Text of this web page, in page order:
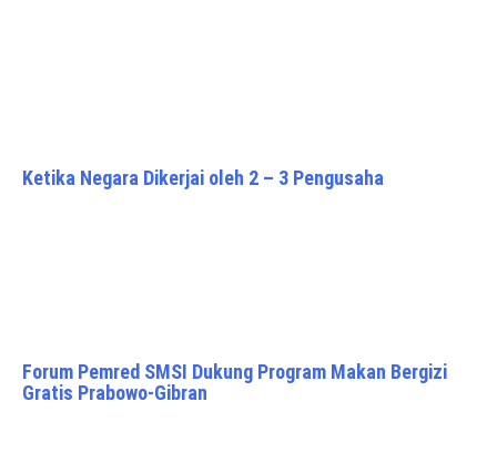
Ketika Negara Dikerjai oleh 2 – 3 Pengusaha
Forum Pemred SMSI Dukung Program Makan Bergizi
Gratis Prabowo-Gibran